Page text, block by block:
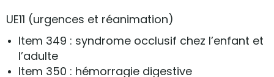
UE11 (urgences et réanimation)
Item 349 : syndrome occlusif chez l’enfant et
l’adulte
Item 350 : hémorragie digestive